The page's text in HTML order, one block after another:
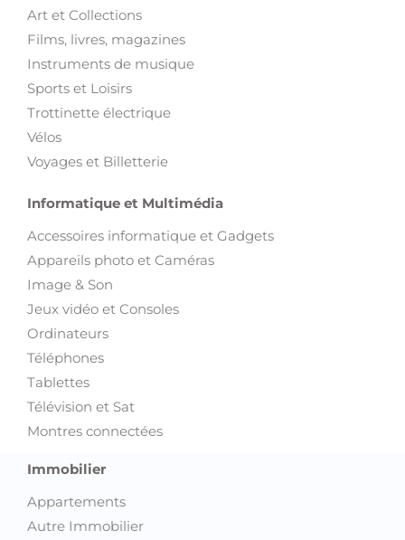
Art et Collections
Films, livres, magazines
Instruments de musique
Sports et Loisirs
Trottinette électrique
Vélos
Voyages et Billetterie
Informatique et Multimédia
Accessoires informatique et Gadgets
Appareils photo et Caméras
Image & Son
Jeux vidéo et Consoles
Ordinateurs
Téléphones
Tablettes
Télévision et Sat
Montres connectées
Immobilier
Appartements
Autre Immobilier